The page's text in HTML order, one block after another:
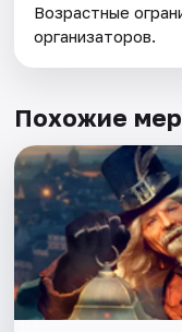
Возрастные
организаторов.
Похожие